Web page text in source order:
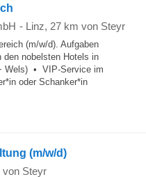
- Linz, 27 km von Steyr
(m/w/d). Aufgaben
nobelsten Hotels in
Wels) • VIP-Service im
oder Schanker*in
(m/w/d)
von Steyr